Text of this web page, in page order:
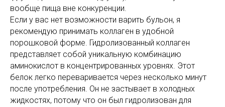
вообще пища вне конкуренции.
Если у вас нет возможности варить бульон, я
рекомендую принимать коллаген в удобной
порошковой форме. Гидролизованный коллаген
представляет собой уникальную комбинацию
аминокислот в концентрированных уровнях. Этот
белок легко переваривается через несколько минут
после употребления. Он не застывает в холодных
жидкостях, потому что он был гидролизован для